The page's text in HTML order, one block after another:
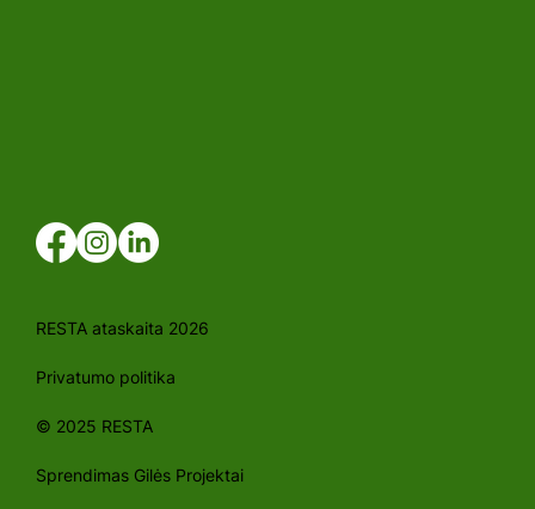
RESTA ataskaita 2026
Privatumo politika
© 2025 RESTA
Sprendimas Gilės Projektai